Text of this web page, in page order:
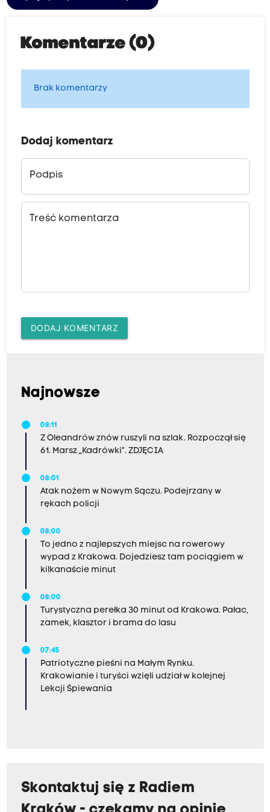
Komentarze (0)
Brak komentarzy
Dodaj komentarz
Podpis
Treść komentarza
DODAJ KOMENTARZ
Najnowsze
08:11
Z Oleandrów znów ruszyli na szlak. Rozpoczął się
61. Marsz „Kadrówki”. ZDJĘCIA
08:01
Atak nożem w Nowym Sączu. Podejrzany w
rękach policji
08:00
To jedno z najlepszych miejsc na rowerowy
wypad z Krakowa. Dojedziesz tam pociągiem w
kilkanaście minut
08:00
Turystyczna perełka 30 minut od Krakowa. Pałac,
zamek, klasztor i brama do lasu
07:45
Patriotyczne pieśni na Małym Rynku.
Krakowianie i turyści wzięli udział w kolejnej
Lekcji Śpiewania
Skontaktuj się z Radiem